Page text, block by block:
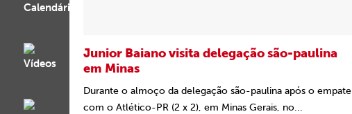
Junior Baiano visita delegação são-paulina
em Minas
Durante o almoço da delegação são-paulina após o empate
com o Atlético-PR (2 x 2), em Minas Gerais, no...